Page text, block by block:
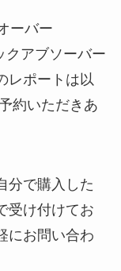
ーバー
クアブソーバー
レポートは以
約いただきあ
分で購入した
受け付けてお
にお問い合わ